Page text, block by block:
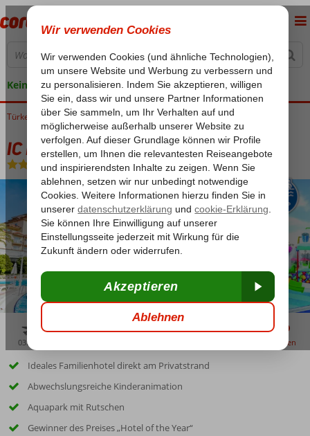
Keine versteckten Kosten
Home
Türkei Türkische Riviera Belek IC Hotels Santai Family Resort
IC Hotels Santai Family Resort
Ultra All Inclusive-Hotel
03:45 merken
Ideales Familienhotel direkt am Privatstrand
Abwechslungsreiche Kinderanimation
Aquapark mit Rutschen
Gewinner des Preises „Hotel of the Year“